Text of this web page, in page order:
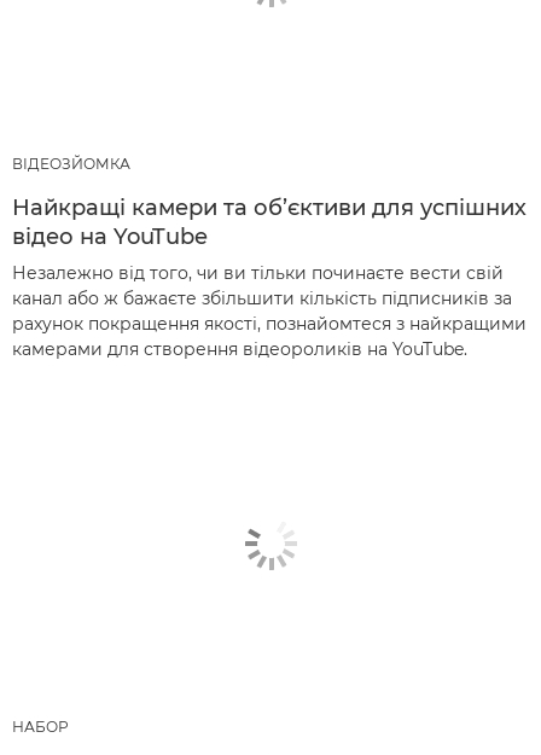
ВІДЕОЗЙОМКА
Найкращі камери та об’єктиви для успішних
відео на YouTube
Незалежно від того, чи ви тільки починаєте вести свій
канал або ж бажаєте збільшити кількість підписників за
рахунок покращення якості, познайомтеся з найкращими
камерами для створення відеороликів на YouTube.
НАБОР